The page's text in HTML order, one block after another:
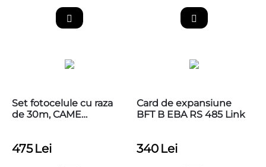
Set fotocelule cu raza
de 30m, CAME
475 Lei
Card de expansiune
BFT B EBA RS 485 Link
340 Lei